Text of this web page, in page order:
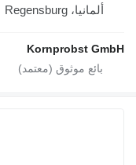
ألمانيا، Regensburg
Kornprobst GmbH